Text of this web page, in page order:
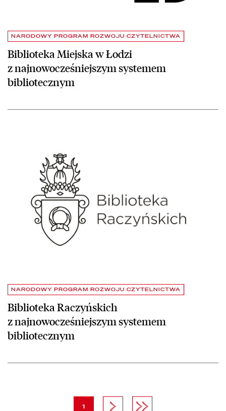
NARODOWY PROGRAM ROZWOJU CZYTELNICTWA
Biblioteka Miejska w Łodzi
z najnowocześniejszym systemem
bibliotecznym
NARODOWY PROGRAM ROZWOJU CZYTELNICTWA
Biblioteka Raczyńskich
z najnowocześniejszym systemem
bibliotecznym
strona
1 Następna stronaOstatnia strona